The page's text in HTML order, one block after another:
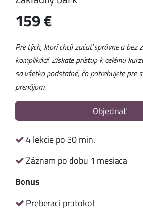
159 €
Pre tých, ktorí chcú začať správne a bez
komplikácií. Získate prístup k celému
sa všetko podstatné, čo potrebujete pre
prenájom.
Objednať
4 lekcie po 30 min.
Záznam po dobu 1 mesiaca
Bonus
Preberaci protokol